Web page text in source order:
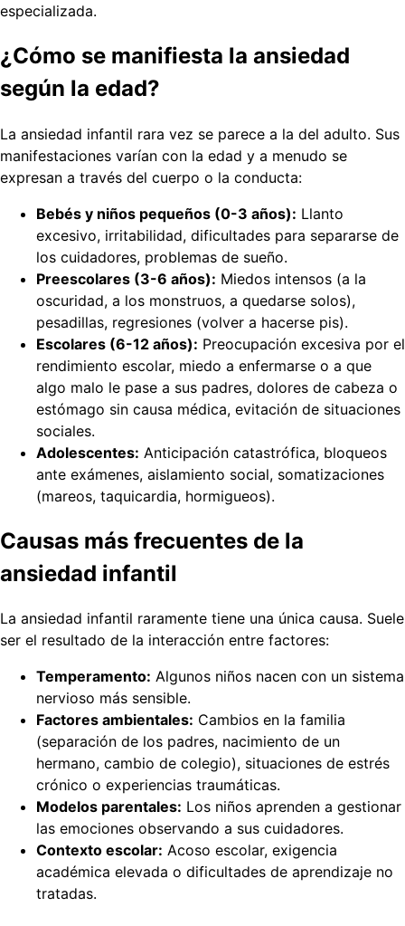
especializada.
¿Cómo se manifiesta la ansiedad
según la edad?
La ansiedad infantil rara vez se parece a la del adulto. Sus
manifestaciones varían con la edad y a menudo se
expresan a través del cuerpo o la conducta:
Bebés y niños pequeños (0-3 años): Llanto
excesivo, irritabilidad, dificultades para separarse de
los cuidadores, problemas de sueño.
Preescolares (3-6 años): Miedos intensos (a la
oscuridad, a los monstruos, a quedarse solos),
pesadillas, regresiones (volver a hacerse pis).
Escolares (6-12 años): Preocupación excesiva por el
rendimiento escolar, miedo a enfermarse o a que
algo malo le pase a sus padres, dolores de cabeza o
estómago sin causa médica, evitación de situaciones
sociales.
Adolescentes: Anticipación catastrófica, bloqueos
ante exámenes, aislamiento social, somatizaciones
(mareos, taquicardia, hormigueos).
Causas más frecuentes de la
ansiedad infantil
La ansiedad infantil raramente tiene una única causa. Suele
ser el resultado de la interacción entre factores:
Temperamento: Algunos niños nacen con un sistema
nervioso más sensible.
Factores ambientales: Cambios en la familia
(separación de los padres, nacimiento de un
hermano, cambio de colegio), situaciones de estrés
crónico o experiencias traumáticas.
Modelos parentales: Los niños aprenden a gestionar
las emociones observando a sus cuidadores.
Contexto escolar: Acoso escolar, exigencia
académica elevada o dificultades de aprendizaje no
tratadas.